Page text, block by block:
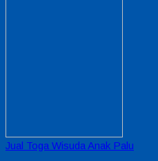
Jual Toga Wisuda Anak Palu